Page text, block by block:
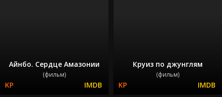
Айнбо. Сердце Амазонии
(фильм)
Круиз по джунглям
(фильм)